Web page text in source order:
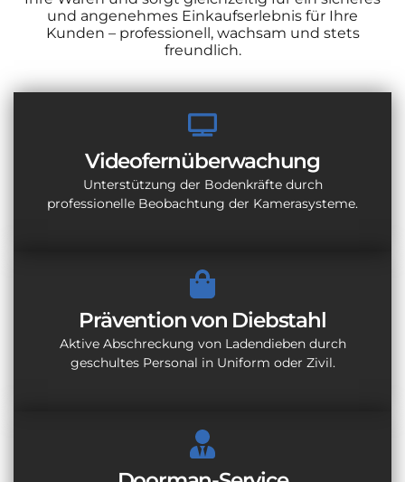
und angenehmes Einkaufserlebnis für Ihre
Kunden – professionell, wachsam und stets
freundlich.
Videofernüberwachung
Unterstützung der Bodenkräfte durch
professionelle Beobachtung der Kamerasysteme.
Prävention von Diebstahl
Aktive Abschreckung von Ladendieben durch
geschultes Personal in Uniform oder Zivil.